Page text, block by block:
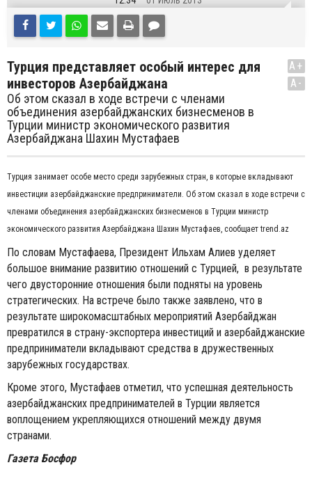
Турция представляет особый интерес для
инвесторов Азербайджана
Об этом сказал в ходе встречи с членами
объединения азербайджанских бизнесменов в
Турции министр экономического развития
Азербайджана Шахин Мустафаев
A+
A-
Турция занимает особе место среди зарубежных стран, в которые вкладывают
инвестиции азербайджанские предприниматели. Об этом сказал в ходе встречи с
членами объединения азербайджанских бизнесменов в Турции министр
экономического развития Азербайджана Шахин Мустафаев, сообщает trend.az
По словам Мустафаева, Президент Ильхам Алиев уделяет
большое внимание развитию отношений с Турцией, в результате
чего двусторонние отношения были подняты на уровень
стратегических. На встрече было также заявлено, что в
результате широкомасштабных мероприятий Азербайджан
превратился в страну-экспортера инвестиций и азербайджанские
предприниматели вкладывают средства в дружественных
зарубежных государствах.
Кроме этого, Мустафаев отметил, что успешная деятельность
азербайджанских предпринимателей в Турции является
воплощением укрепляющихся отношений между двумя
странами.
Газета Босфор